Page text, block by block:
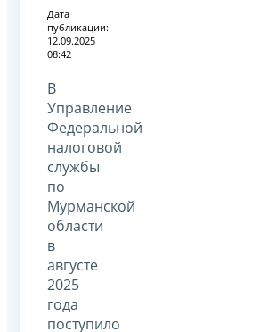
Дата
публикации:
12.09.2025
08:42
В
Управление
Федеральной
налоговой
службы
по
Мурманской
области
в
августе
2025
года
поступило